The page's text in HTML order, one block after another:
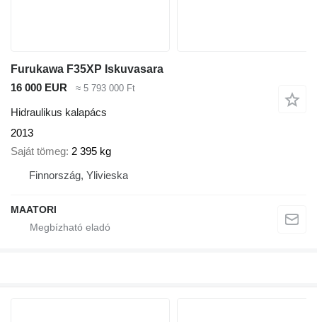
Furukawa F35XP Iskuvasara
16 000 EUR
≈ 5 793 000 Ft
Hidraulikus kalapács
2013
Saját tömeg 2 395 kg
Finnország, Ylivieska
MAATORI